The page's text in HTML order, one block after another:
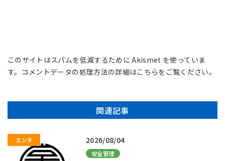
このサイトはスパムを低減するために Akismet を使っていま
す。 コメントデータの処理方法の詳細はこちらをご覧ください。
関連記事
2026/08/04
安全管理